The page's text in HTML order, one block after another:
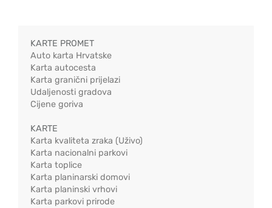
KARTE PROMET
Auto karta Hrvatske
Karta autocesta
Karta granični prijelazi
Udaljenosti gradova
Cijene goriva
KARTE
Karta kvaliteta zraka (Uživo)
Karta nacionalni parkovi
Karta toplice
Karta planinarski domovi
Karta planinski vrhovi
Karta parkovi prirode